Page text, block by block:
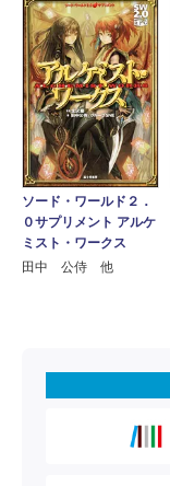
ソード・ワールド２．
０サプリメント アルケ
ミスト・ワークス
田中 公侍 他